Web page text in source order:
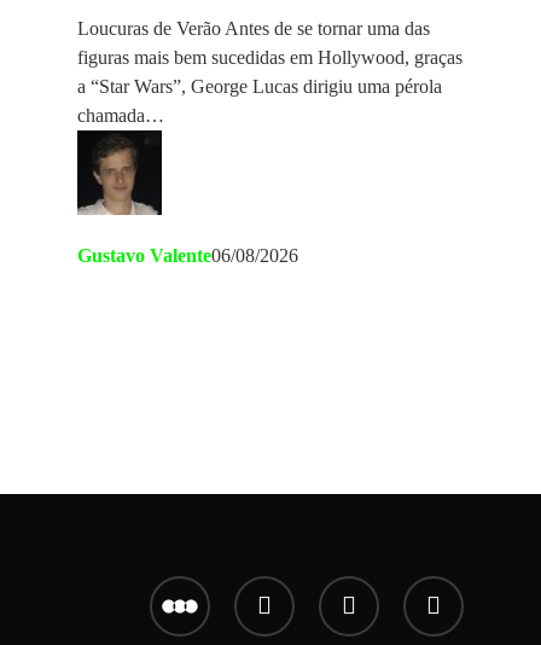
Loucuras de Verão Antes de se tornar uma das
figuras mais bem sucedidas em Hollywood, graças
a “Star Wars”, George Lucas dirigiu uma pérola
chamada…
Gustavo Valente06/08/2026
letterboxd youtube instagram email